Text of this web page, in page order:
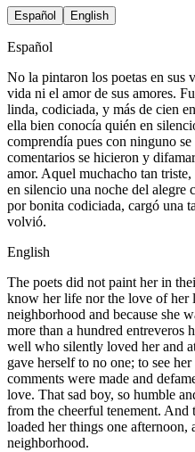
Español English
Español
No la pintaron los poetas en sus
vida ni el amor de sus amores.
linda, codiciada, y más de cien
ella bien conocía quién en
comprendía pues con ninguno
comentarios se hicieron y
amor. Aquel muchacho tan
en silencio una noche del
por bonita codiciada, cargó una
volvió.
English
The poets did not paint her in
know her life nor the love of her
neighborhood and because she
more than a hundred entreveros
well who silently loved her and
gave herself to no one; to see
comments were made and
love. That sad boy, so humble
from the cheerful tenement.
loaded her things one afternoon,
neighborhood.